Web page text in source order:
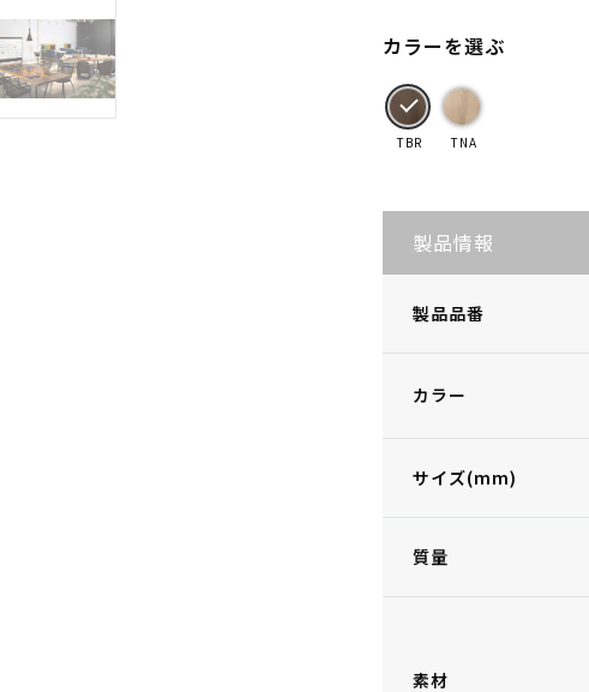
カラーを選ぶ
TBR TNA
製品情報
製品品番
カラー
サイズ(mm)
質量
素材